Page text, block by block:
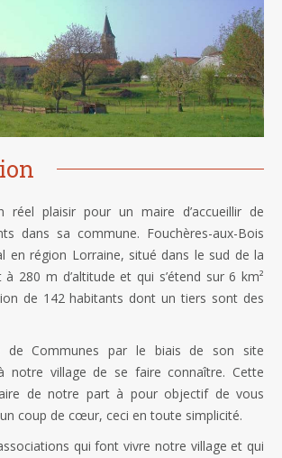
réel plaisir pour un maire d’accueillir de
dans sa commune. Fouchères-aux-Bois
en région Lorraine, situé dans le sud de la
280 m d’altitude et qui s’étend sur 6 km²
de 142 habitants dont un tiers sont des
de Communes par le biais de son site
notre village de se faire connaître. Cette
de notre part à pour objectif de vous
coup de cœur, ceci en toute simplicité.
qui font vivre notre village et qui